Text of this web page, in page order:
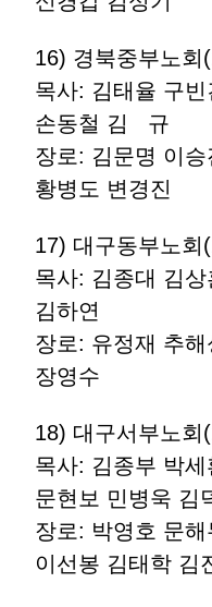
16) 경북중부노회
목사: 김태율 구
손동철 김 규
장로: 김문명 이
황병도 변경진
17) 대구동부노회
목사: 김종대 김
김하연
장로: 유정재 추
장영수
18) 대구서부노회
목사: 김종부 박
문현보 민병욱 김
장로: 박영호 문
이선봉 김태학 김